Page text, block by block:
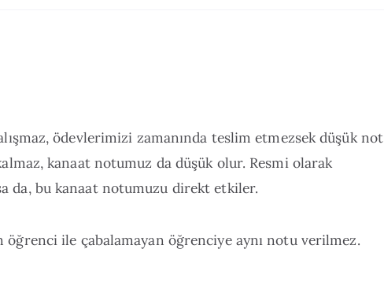
ödevlerimizi zamanında teslim etmezsek düşük not
kanaat notumuz da düşük olur. Resmi olarak
da, bu kanaat notumuzu direkt etkiler.
öğrenci ile çabalamayan öğrenciye aynı notu verilmez.